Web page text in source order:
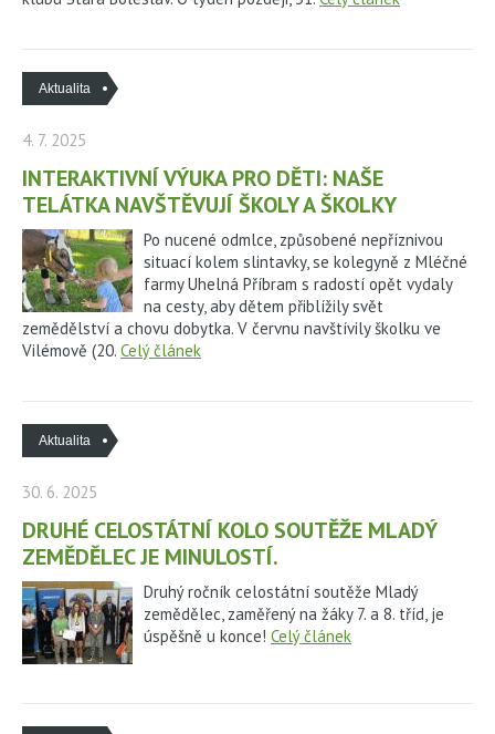
Aktualita
4. 7. 2025
INTERAKTIVNÍ VÝUKA PRO DĚTI: NAŠE
TELÁTKA NAVŠTĚVUJÍ ŠKOLY A ŠKOLKY
Po nucené odmlce, způsobené nepříznivou
situací kolem slintavky, se kolegyně z Mléčné
farmy Uhelná Příbram s radostí opět vydaly
na cesty, aby dětem přiblížily svět
zemědělství a chovu dobytka. V červnu navštívily školku ve
Vilémově (20. Celý článek
Aktualita
30. 6. 2025
DRUHÉ CELOSTÁTNÍ KOLO SOUTĚŽE MLADÝ
ZEMĚDĚLEC JE MINULOSTÍ.
Druhý ročník celostátní soutěže Mladý
zemědělec, zaměřený na žáky 7. a 8. tříd, je
úspěšně u konce! Celý článek